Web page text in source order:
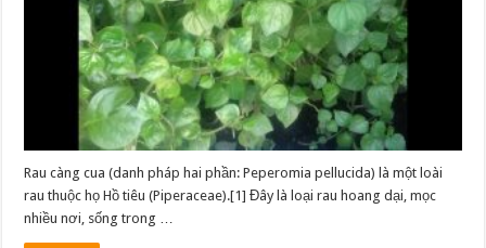
Rau càng cua (danh pháp hai phần: Peperomia pellucida) là một loài
rau thuộc họ Hồ tiêu (Piperaceae).[1] Đây là loại rau hoang dại, mọc
nhiều nơi, sống trong …